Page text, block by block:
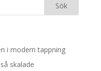
i modern tappning
skalade